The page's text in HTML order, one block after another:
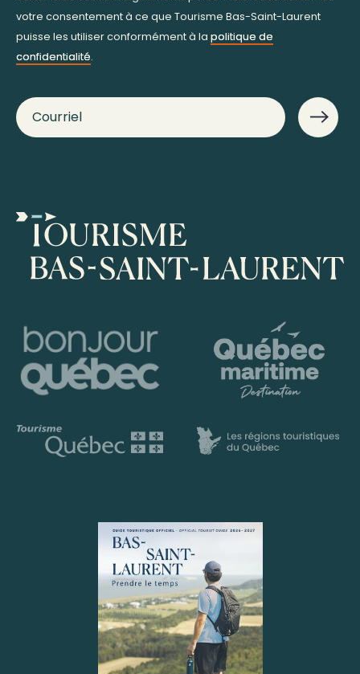
votre consentement à ce que Tourisme Bas-Saint-Laurent
puisse les utiliser conformément à la politique de
confidentialité.